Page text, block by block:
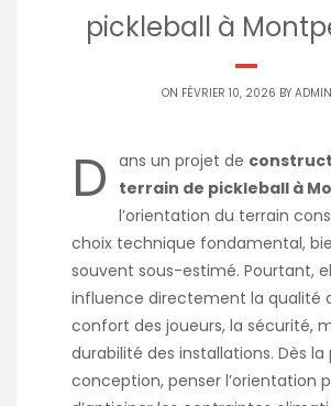
pickleball à
ON FÉVRIER 10, 2026 BY ADMIN
D ans un projet de
terrain de pickleball à
l’orientation du terrain
choix technique fondamental,
souvent sous-estimé. Pourtant,
influence directement la qualité
confort des joueurs, la sécurité,
durabilité des installations. Dès la
conception, penser l’orientation